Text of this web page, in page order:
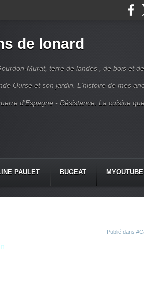
de Ionard
Murat, terre de landes , de bois et
Ourse et son jardin. L'histoire de mes
d'Espagne - Résistance. La cuisine
PAULET BUGEAT MYOUTUBE
Publié dans